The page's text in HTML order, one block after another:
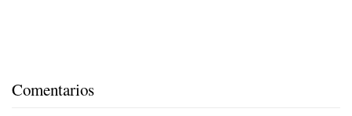
Comentarios